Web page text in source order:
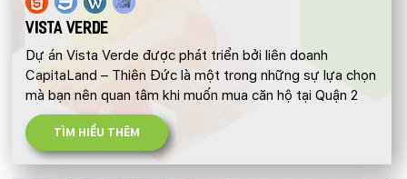
VISTA VERDE
Dự án Vista Verde được phát triển bởi liên doanh
CapitaLand – Thiên Đức là một trong những sự lựa chọn
mà bạn nên quan tâm khi muốn mua căn hộ tại Quận 2
TÌM HIỂU THÊM